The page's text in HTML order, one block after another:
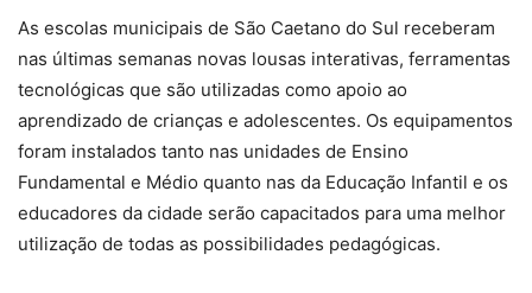
As escolas municipais de São Caetano do Sul receberam
nas últimas semanas novas lousas interativas, ferramentas
tecnológicas que são utilizadas como apoio ao
aprendizado de crianças e adolescentes. Os equipamentos
foram instalados tanto nas unidades de Ensino
Fundamental e Médio quanto nas da Educação Infantil e os
educadores da cidade serão capacitados para uma melhor
utilização de todas as possibilidades pedagógicas.